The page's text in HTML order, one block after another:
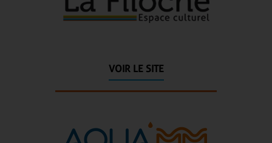
VOIR LE SITE